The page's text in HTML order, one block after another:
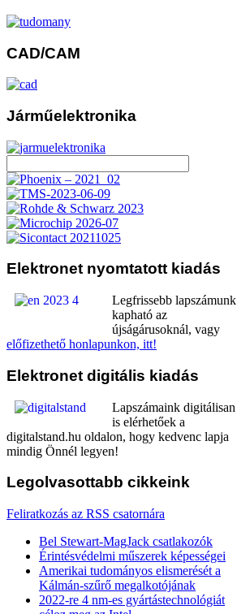
CAD/CAM
Járműelektronika
Elektronet nyomtatott kiadás
Legfrissebb lapszámunk
kapható az
újságárusoknál, vagy
előfizethető honlapunkon, itt!
Elektronet digitális kiadás
Lapszámaink digitálisan
is elérhetőek a
digitalstand.hu oldalon, hogy kedvenc lapja
mindig Önnél legyen!
Legolvasottabb cikkeink
Feliratkozás az RSS csatornára
Bel Stewart-MagJack csatlakozók
Érintésvédelmi műszerek képességei
Amerikai tudományos elismerését a
Kálmán-szűrő megalkotójának
2022-re 4 nm-es gyártástechnológiát